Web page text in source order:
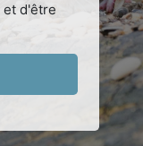
et d'être